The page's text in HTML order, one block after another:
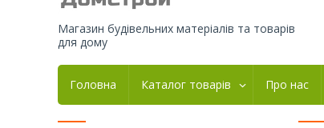
Магазин будівельних матеріалів та товарів
для дому
Головна Каталог товарів Про нас